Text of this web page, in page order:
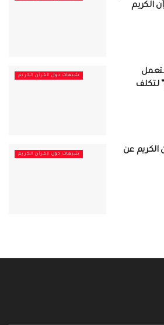
الكريم
شبهات حول القرآن الكريم
لتكلف
شبهات حول القرآن الكريم
الكريم عن